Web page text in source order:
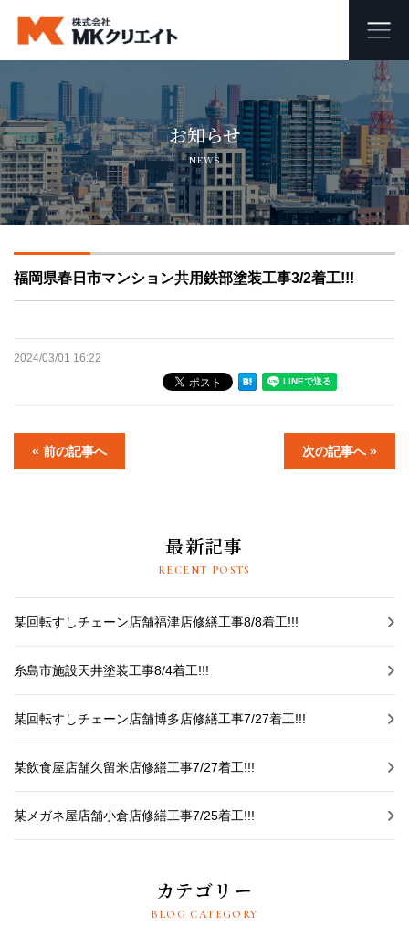
ホーム
MKクリエイトのワンストップ自社施工
ビル・マンション・商業施設の大規模修繕工事
外壁塗装・防水工事
オフィス・店舗の内装リフォーム・リノベーション
プライバシーポリシー
お知らせ
スタッフブログ
お知らせ
NEWS
福岡県春日市マンション共用鉄部塗装工事3/2着工!!!
2024/03/01 16:22
« 前の記事へ 次の記事へ »
最新記事
RECENT POSTS
某回転すしチェーン店舗福津店修繕工事8/8着工!!!
糸島市施設天井塗装工事8/4着工!!!
某回転すしチェーン店舗博多店修繕工事7/27着工!!!
某飲食屋店舗久留米店修繕工事7/27着工!!!
某メガネ屋店舗小倉店修繕工事7/25着工!!!
カテゴリー
BLOG CATEGORY